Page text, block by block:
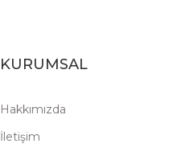
KURUMSAL
Hakkımızda
İletişim